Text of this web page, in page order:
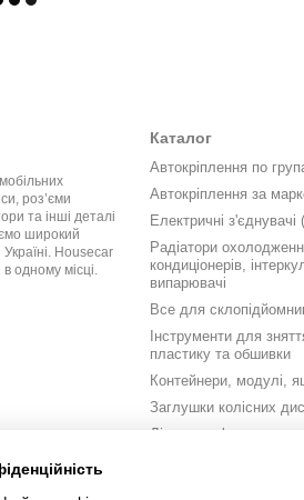
роз’єми
та інші деталі
широкий
Housecar
одному місці.
Каталог
Автокріплення по
Автокріплення за
Електричні з'єднувачі
Радіатори
кондиціонерів,
випарювачі
Все для
Інструменти для
пластику та обшивки
Контейнери, модулі,
Заглушки колісних
Літери, цифри, значки,